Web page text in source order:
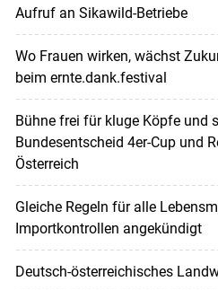
Aufruf an Sikawild-Betriebe
Wo Frauen wirken, wächst
beim ernte.dank.festival
Bühne frei für kluge Köpfe und
Bundesentscheid 4er-Cup und
Österreich
Gleiche Regeln für alle
Importkontrollen angekündigt
Deutsch-österreichisches